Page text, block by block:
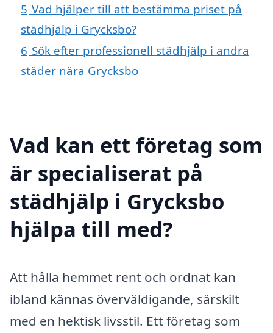
5 Vad hjälper till att bestämma priset på
städhjälp i Grycksbo?
6 Sök efter professionell städhjälp i andra
städer nära Grycksbo
Vad kan ett företag som
är specialiserat på
städhjälp i Grycksbo
hjälpa till med?
Att hålla hemmet rent och ordnat kan
ibland kännas överväldigande, särskilt
med en hektisk livsstil. Ett företag som